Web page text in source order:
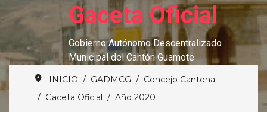
Gaceta Oficial
Gobierno Autónomo Descentralizado
Municipal del Cantón Guamote
INICIO GADMCG
Concejo Cantonal
Gaceta Oficial
Año 2020